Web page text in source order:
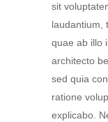
sit
laudantium,
quae ab illo
architecto
sed quia
ratione
explicabo.